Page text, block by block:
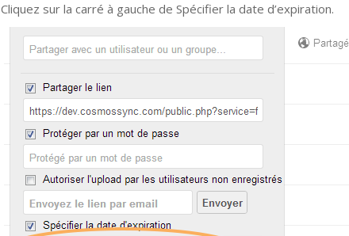
Cliquez sur la carré à gauche de Spécifier la date d’expiration.